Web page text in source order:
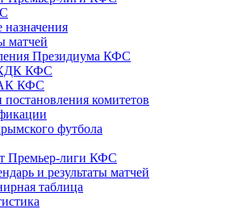
назначения
матчей
Президиума КФС
КФС
КФС
комитетов
футбола
Премьер-лиги КФС
и результаты матчей
таблица